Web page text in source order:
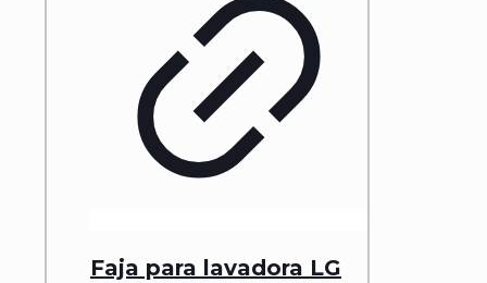
Faja para lavadora LG